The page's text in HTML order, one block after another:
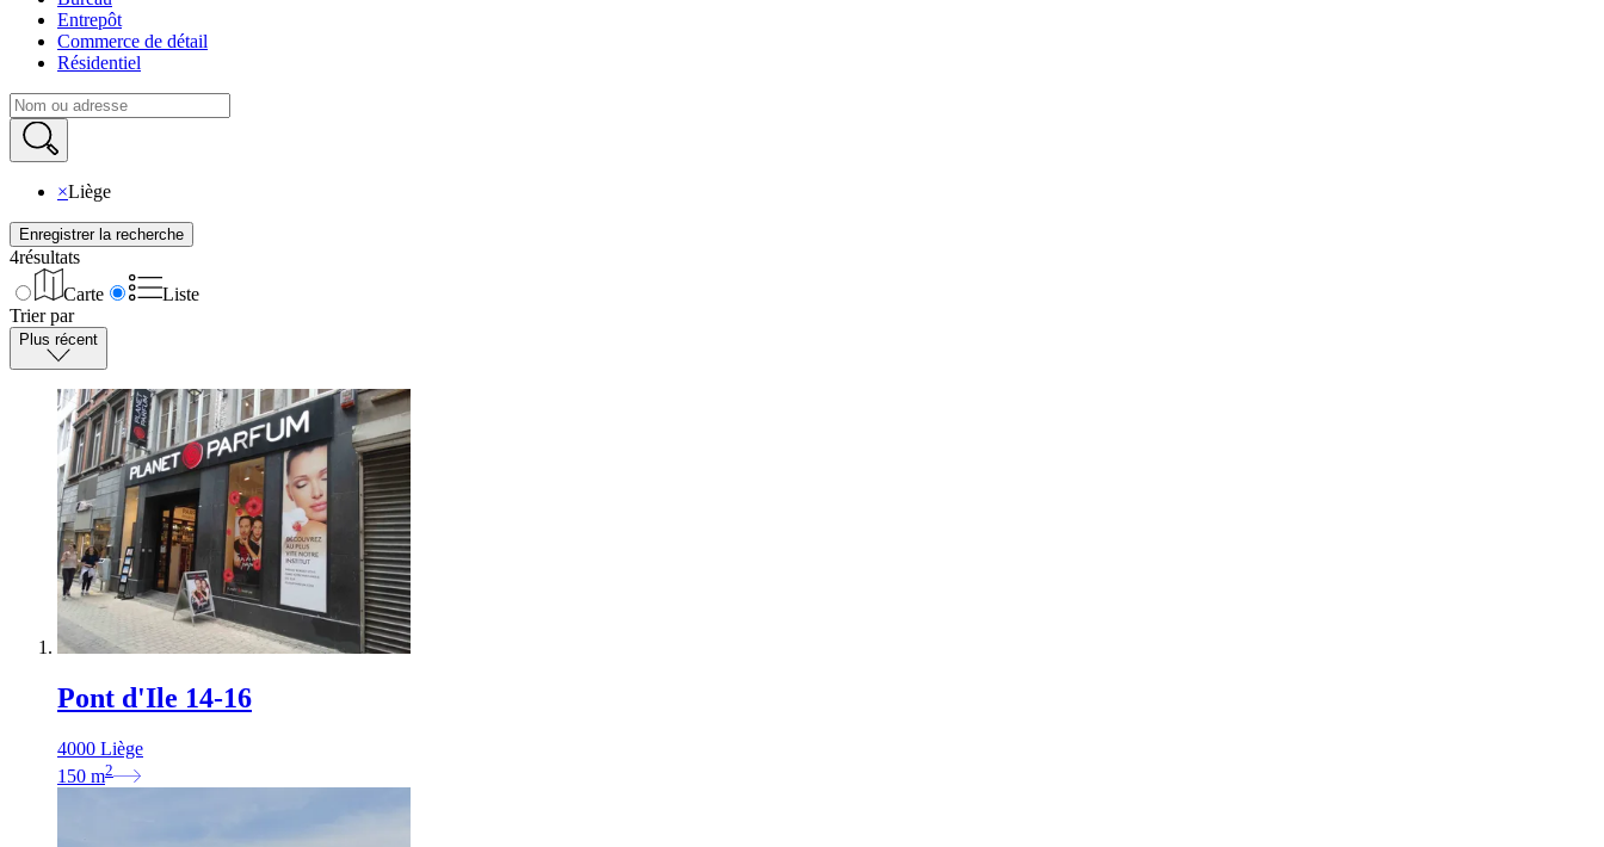
Entrepôt
Commerce de détail
Résidentiel
×Liège
Enregistrer la recherche
4résultats
Carte
Liste
Trier par
Plus récent
Pont d'Ile 14-16
4000 Liège
150 m2